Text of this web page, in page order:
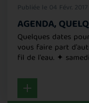
Publiée le 04 Févr. 2017
AGENDA,
Quelques dates
vous faire part
fil de l'eau. ✦